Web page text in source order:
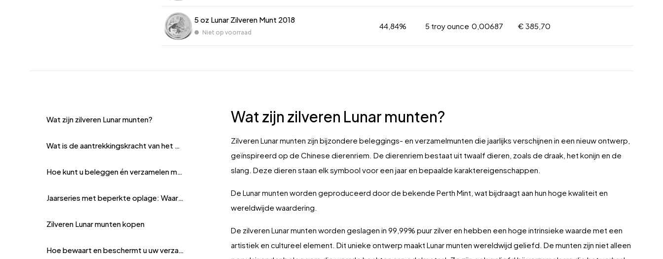
5 oz Lunar Zilveren Munt 2018
Niet op voorraad
44,84% 5 troy ounce 0,00687 € 385,70
Wat zijn zilveren Lunar munten?
Wat is de aantrekkingskracht van het Chinese dierenriemontwerp?
Hoe kunt u beleggen én verzamelen met zilveren Lunar munten?
Jaarseries met beperkte oplage: Waarom is dit een waardevolle keuze?
Zilveren Lunar munten kopen
Hoe bewaart en beschermt u uw verzamelmunten?
Wat zijn zilveren Lunar munten?
Zilveren Lunar munten zijn bijzondere beleggings- en verzamelmunten die jaarlijks verschijnen in een nieuw ontwerp,
geïnspireerd op de Chinese dierenriem. De dierenriem bestaat uit twaalf dieren, zoals de draak, het konijn en de
slang. Deze dieren staan elk symbool voor een jaar en bepaalde karaktereigenschappen.
De Lunar munten worden geproduceerd door de bekende Perth Mint, wat bijdraagt aan hun hoge kwaliteit en
wereldwijde waardering.
De zilveren Lunar munten worden geslagen in 99,99% puur zilver en hebben een hoge intrinsieke waarde met een
artistiek en cultureel element. Dit unieke ontwerp maakt Lunar munten wereldwijd geliefd. De munten zijn niet alleen